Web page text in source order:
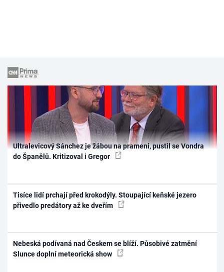
Ultralevicový Sánchez je žábou na prameni, pustil se Vondra
do Španělů. Kritizoval i Gregor
Tisíce lidí prchají před krokodýly. Stoupající keňské jezero
přivedlo predátory až ke dveřím
Nebeská podívaná nad Českem se blíží. Působivé zatmění
Slunce doplní meteorická show